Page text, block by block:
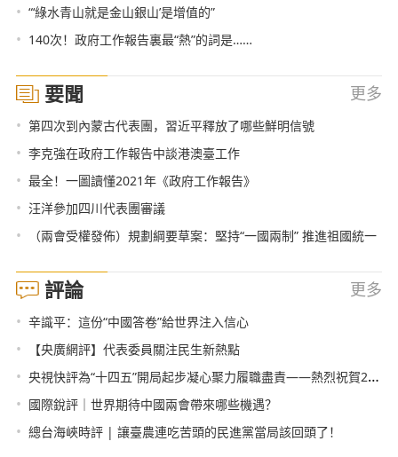
• “‘綠水青山就是金山銀山’是增值的”
• 140次！政府工作報告裏最“熱”的詞是……
要聞 更多
• 第四次到內蒙古代表團，習近平釋放了哪些鮮明信號
• 李克強在政府工作報告中談港澳臺工作
• 最全！一圖讀懂2021年《政府工作報告》
• 汪洋參加四川代表團審議
• （兩會受權發佈）規劃綱要草案：堅持“一國兩制” 推進祖國統一
評論 更多
• 辛識平：這份“中國答卷”給世界注入信心
• 【央廣網評】代表委員關注民生新熱點
• 央視快評為“十四五”開局起步凝心聚力履職盡責——熱烈祝賀2021年全國兩會召開
• 國際銳評｜世界期待中國兩會帶來哪些機遇？
• 總台海峽時評 | 讓臺農連吃苦頭的民進黨當局該回頭了！